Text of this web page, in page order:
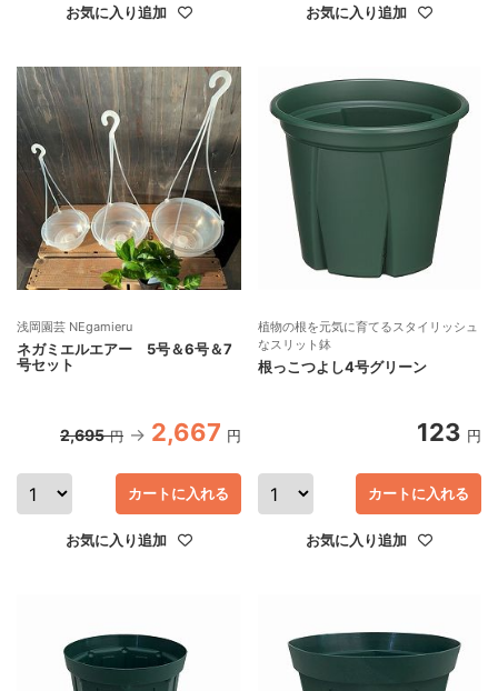
お気に入り追加 お気に入り追加
浅岡園芸 NEgamieru
ネガミエルエアー 5号＆6号＆7
号セット
2,695 円 2,667 円
カートに入れる
お気に入り追加
植物の根を元気に育てるスタイリッシュ
なスリット鉢
根っこつよし4号グリーン
123 円
カートに入れる
お気に入り追加